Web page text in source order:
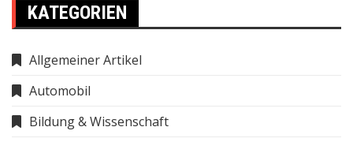
KATEGORIEN
Allgemeiner Artikel
Automobil
Bildung & Wissenschaft